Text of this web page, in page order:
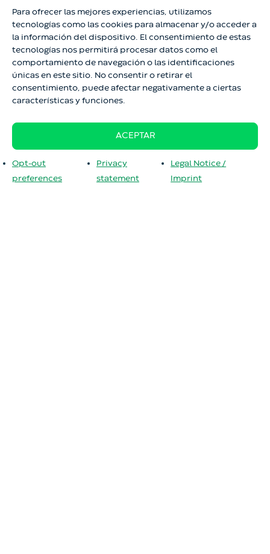
Para ofrecer las mejores experiencias, utilizamos
tecnologías como las cookies para almacenar y/o acceder a
la información del dispositivo. El consentimiento de estas
tecnologías nos permitirá procesar datos como el
comportamiento de navegación o las identificaciones
únicas en este sitio. No consentir o retirar el
consentimiento, puede afectar negativamente a ciertas
características y funciones.
ACEPTAR
Opt-out
preferences
Privacy
statement
Legal Notice /
Imprint